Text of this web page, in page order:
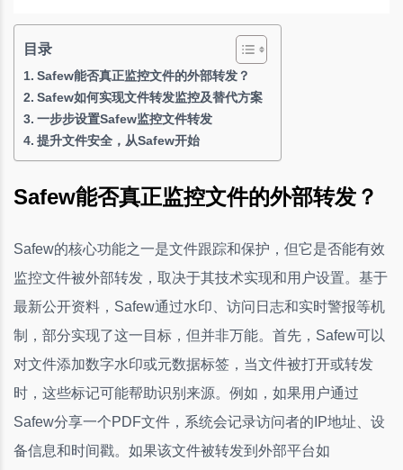
目录
Safew能否真正监控文件的外部转发？
Safew如何实现文件转发监控及替代方案
一步步设置Safew监控文件转发
提升文件安全，从Safew开始
Safew能否真正监控文件的外部转发？
Safew的核心功能之一是文件跟踪和保护，但它是否能有效
监控文件被外部转发，取决于其技术实现和用户设置。基于
最新公开资料，Safew通过水印、访问日志和实时警报等机
制，部分实现了这一目标，但并非万能。首先，Safew可以
对文件添加数字水印或元数据标签，当文件被打开或转发
时，这些标记可能帮助识别来源。例如，如果用户通过
Safew分享一个PDF文件，系统会记录访问者的IP地址、设
备信息和时间戳。如果该文件被转发到外部平台如